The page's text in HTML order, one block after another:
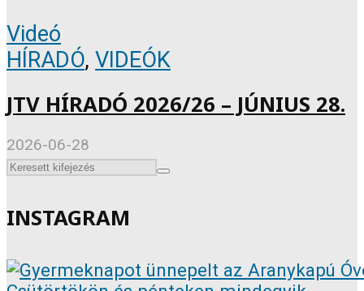
Videó
HÍRADÓ, VIDEÓK
JTV HÍRADÓ 2026/26 – JÚNIUS 28.
2026-06-28
INSTAGRAM